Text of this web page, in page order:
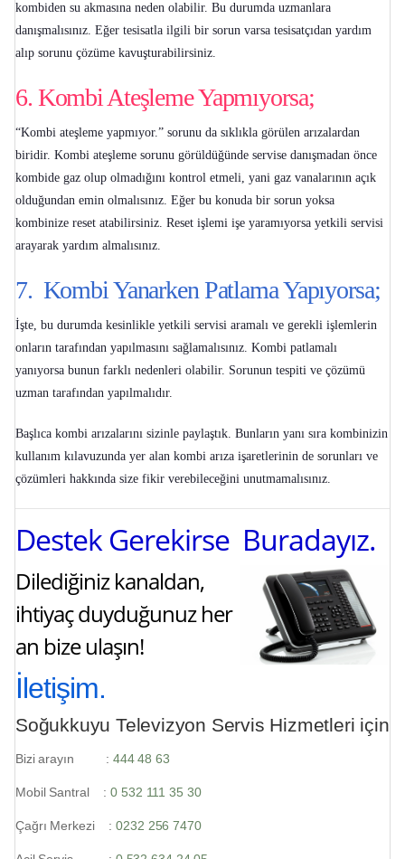
kombiden su akmasına neden olabilir. Bu durumda uzmanlara
danışmalısınız. Eğer tesisatla ilgili bir sorun varsa tesisatçıdan yardım
alıp sorunu çözüme kavuşturabilirsiniz.
6. Kombi Ateşleme Yapmıyorsa;
“Kombi ateşleme yapmıyor.” sorunu da sıklıkla görülen arızalardan
biridir. Kombi ateşleme sorunu görüldüğünde servise danışmadan önce
kombide gaz olup olmadığını kontrol etmeli, yani gaz vanalarının açık
olduğundan emin olmalısınız. Eğer bu konuda bir sorun yoksa
kombinize reset atabilirsiniz. Reset işlemi işe yaramıyorsa yetkili servisi
arayarak yardım almalısınız.
7. Kombi Yanarken Patlama Yapıyorsa;
İşte, bu durumda kesinlikle yetkili servisi aramalı ve gerekli işlemlerin
onların tarafından yapılmasını sağlamalısınız. Kombi patlamalı
yanıyorsa bunun farklı nedenleri olabilir. Sorunun tespiti ve çözümü
uzman tarafından yapılmalıdır.
Başlıca kombi arızalarını sizinle paylaştık. Bunların yanı sıra kombinizin
kullanım kılavuzunda yer alan kombi arıza işaretlerinin de sorunları ve
çözümleri hakkında size fikir verebileceğini unutmamalısınız.
Destek Gerekirse Buradayız.
Dilediğiniz kanaldan,
ihtiyaç duyduğunuz her
an bize ulaşın!
İletişim.
Soğukkuyu Televizyon Servis Hizmetleri için
Bizi arayın : 444 48 63
Mobil Santral :0 532 111 35 30
Çağrı Merkezi :0232 256 7470